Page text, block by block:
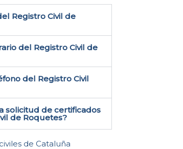
Registro Civil de
del Registro Civil de
del Registro Civil
solicitud de certificados
de Roquetes​?
de Cataluña